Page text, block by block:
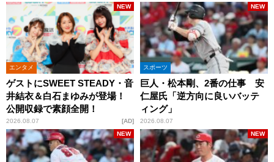
エンタメ
ゲストにSWEET STEADY・音
井結衣＆白石まゆみが登場！
公開収録で素顔全開！
2026.08.07
NEW
AD
スポーツ
巨人・松本剛、2番の仕事 安
仁屋氏「逆方向に良いバッテ
ィング」
2026.08.07
NEW
NEW NEW